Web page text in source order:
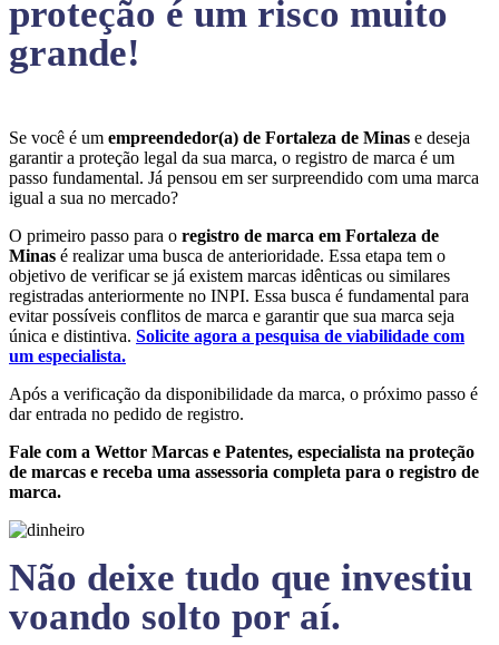
proteção é um risco muito
grande!
Se você é um empreendedor(a) de Fortaleza de Minas e deseja
garantir a proteção legal da sua marca, o registro de marca é um
passo fundamental. Já pensou em ser surpreendido com uma marca
igual a sua no mercado?
O primeiro passo para o registro de marca em Fortaleza de
Minas é realizar uma busca de anterioridade. Essa etapa tem o
objetivo de verificar se já existem marcas idênticas ou similares
registradas anteriormente no INPI. Essa busca é fundamental para
evitar possíveis conflitos de marca e garantir que sua marca seja
única e distintiva. Solicite agora a pesquisa de viabilidade com
um especialista.
Após a verificação da disponibilidade da marca, o próximo passo é
dar entrada no pedido de registro.
Fale com a Wettor Marcas e Patentes, especialista na proteção
de marcas e receba uma assessoria completa para o registro de
marca.
Não deixe tudo que investiu
voando solto por aí.